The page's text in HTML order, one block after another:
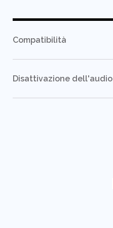
Compatibilità
Disattivazione dell'audio